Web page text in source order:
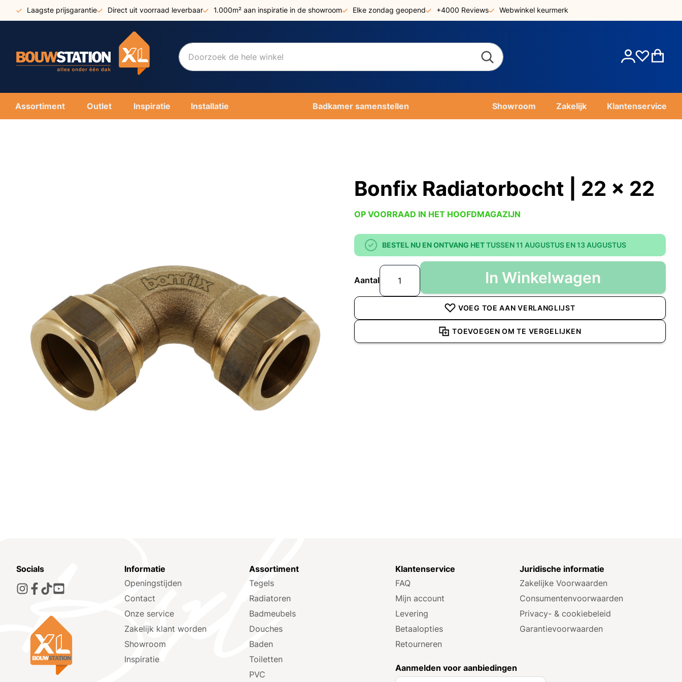
Ga
naar
Laagste prijsgarantie Direct uit voorraad leverbaar 1.000m² aan inspiratie in de showroom Elke zondag geopend +4000 Reviews Webwinkel keurmerk
Account
Assortiment Outlet Inspiratie Installatie Badkamer samenstellen Showroom Zakelijk Klantenservice
Bonfix Radiatorbocht | 22 x 22
OP VOORRAAD IN HET HOOFDMAGAZIJN
BESTEL NU EN ONTVANG HETTUSSEN 11 AUGUSTUS EN 13 AUGUSTUS
Aantal In Winkelwagen
VOEG TOE AAN VERLANGLIJST
TOEVOEGEN OM TE VERGELIJKEN
Socials
Informatie
Openingstijden
Contact
Onze service
Zakelijk klant worden
Showroom
Inspiratie
Assortiment
Tegels
Radiatoren
Badmeubels
Douches
Baden
Toiletten
PVC
Klantenservice
FAQ
Mijn account
Levering
Betaalopties
Retourneren
Juridische informatie
Zakelijke Voorwaarden
Consumenten­voorwaarden
Privacy- & cookiebeleid
Garantie­voorwaarden
Aanmelden voor aanbiedingen